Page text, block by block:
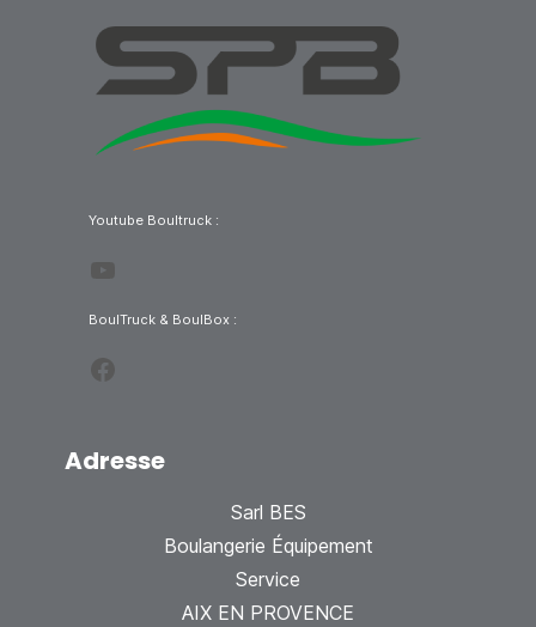
Youtube Boultruck :
YouTube
BoulTruck & BoulBox :
Facebook
Adresse
Sarl BES
Boulangerie Équipement
Service
AIX EN PROVENCE